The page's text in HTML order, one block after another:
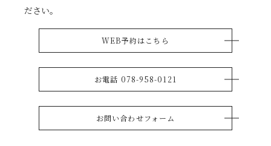
ださい。
WEB予約はこちら
お電話 078-958-0121
お問い合わせフォーム